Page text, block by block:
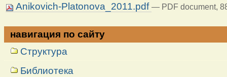
Anikovich-Platonova_2011.pdf — PDF document,
навигация по сайту
Структура
Библиотека